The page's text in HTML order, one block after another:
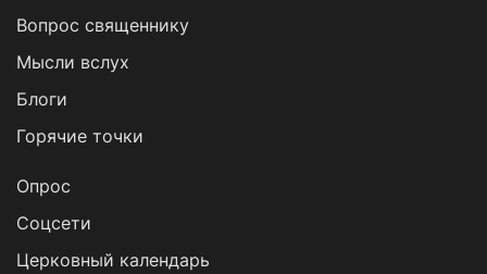
Вопрос священнику
Мысли вслух
Блоги
Горячие точки
Опрос
Cоцсети
Церковный календарь